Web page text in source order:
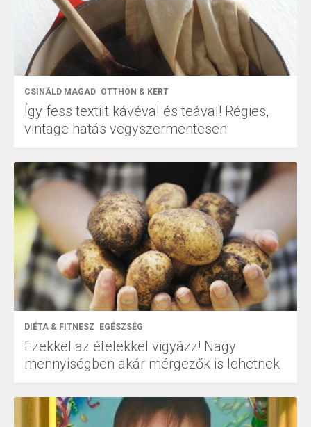
CSINÁLD MAGAD OTTHON & KERT
Így fess textilt kávéval és teával! Régies,
vintage hatás vegyszermentesen
DIÉTA & FITNESZ EGÉSZSÉG
Ezekkel az ételekkel vigyázz! Nagy
mennyiségben akár mérgezők is lehetnek